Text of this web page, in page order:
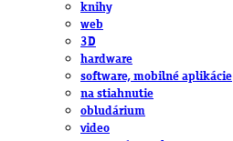
knihy
web
3D
hardware
software, mobilné aplikácie
na stiahnutie
obludárium
video